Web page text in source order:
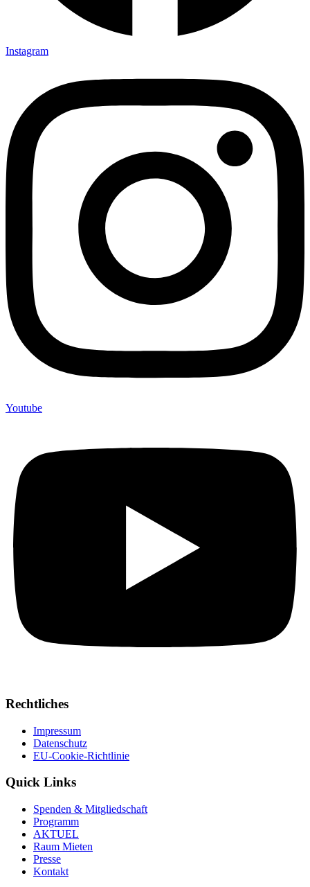
Instagram
Youtube
Rechtliches
Impressum
Datenschutz
EU-Cookie-Richtlinie
Quick Links
Spenden & Mitgliedschaft
Programm
AKTUEL
Raum Mieten
Presse
Kontakt